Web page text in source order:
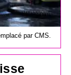
par CMS.